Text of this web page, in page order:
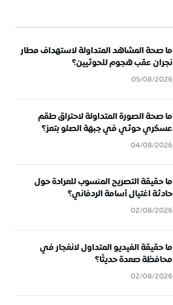
ما صحة المشاهد المتداولة لاستهداف مطار
نجران عقب هجوم للحوثيين؟
05/08/2026
ما صحة الصورة المتداولة لاحتراق طقم
عسكري حوثي في جبهة الصلو بتعز؟
04/08/2026
ما حقيقة التصريح المنسوب للعرادة حول
حادثة اغتيال أسامة الردفاني؟
02/08/2026
ما حقيقة الفيديو المتداول لانفجار في
محافظة صعدة حديثًا؟
02/08/2026